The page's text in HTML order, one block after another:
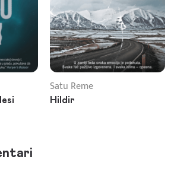
Satu Reme
Hildir